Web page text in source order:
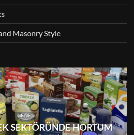
Masonry Style
GENEL
SEKTÖRÜNDE HORTUM